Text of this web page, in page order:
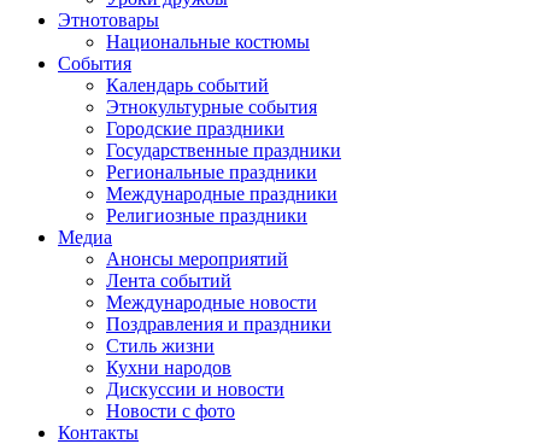
Этнотовары
Национальные костюмы
События
Календарь событий
Этнокультурные события
Городские праздники
Государственные праздники
Региональные праздники
Международные праздники
Религиозные праздники
Медиа
Анонсы мероприятий
Лента событий
Международные новости
Поздравления и праздники
Cтиль жизни
Кухни народов
Дискуссии и новости
Новости с фото
Контакты